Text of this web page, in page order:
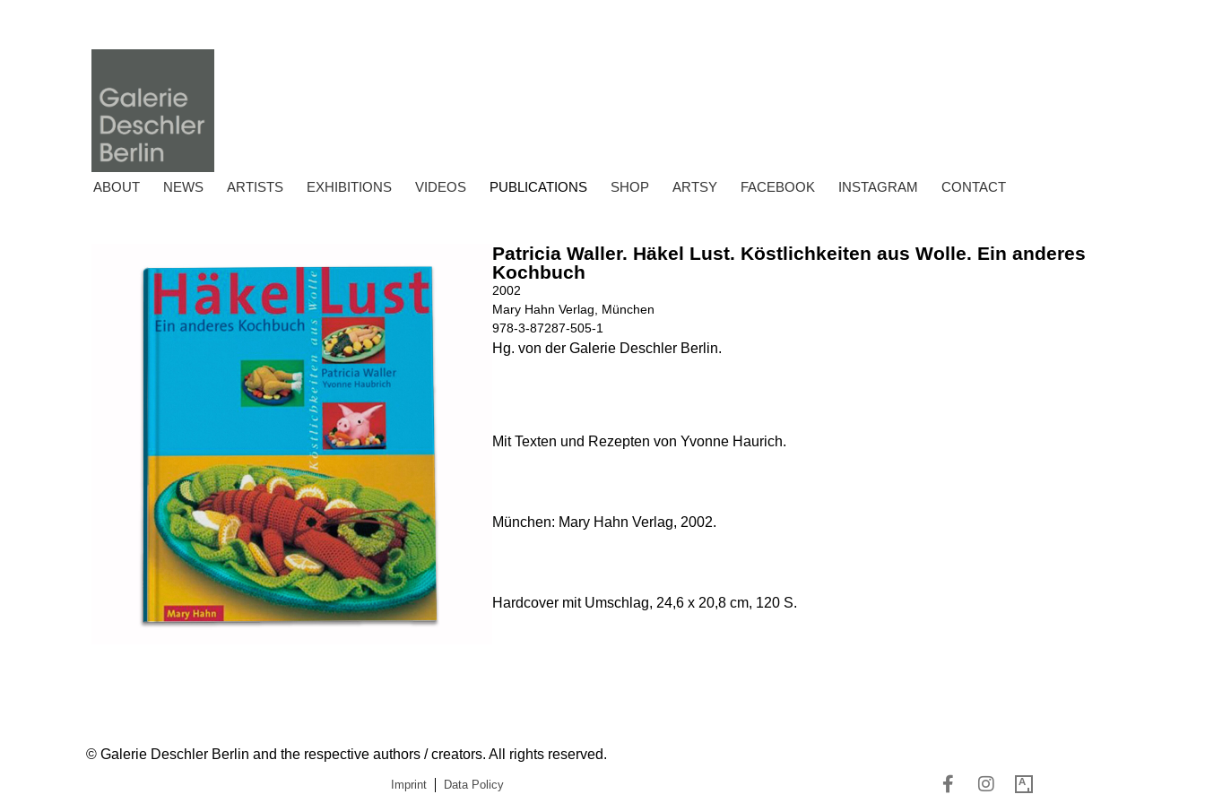
ABOUT NEWS ARTISTS EXHIBITIONS VIDEOS PUBLICATIONS SHOP ARTSY FACEBOOK INSTAGRAM CONTACT
Patricia Waller. Häkel Lust. Köstlichkeiten aus Wolle. Ein anderes
Kochbuch
2002
Mary Hahn Verlag, München
978-3-87287-505-1
Hg. von der Galerie Deschler Berlin.
Mit Texten und Rezepten von Yvonne Haurich.
München: Mary Hahn Verlag, 2002.
Hardcover mit Umschlag, 24,6 x 20,8 cm, 120 S.
© Galerie Deschler Berlin and the respective authors / creators. All rights reserved.
Imprint Data Policy